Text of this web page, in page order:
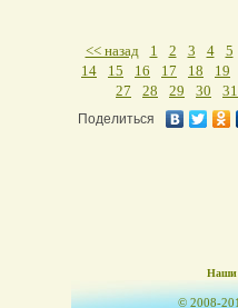
<< назад 1 2 3 4 5
14 15 16 17 18 19
27
28 29 30 31
Поделиться
Наши
© 2008-